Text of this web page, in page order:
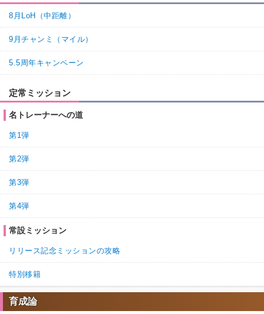
8月LoH（中距離）
9月チャンミ（マイル）
5.5周年キャンペーン
定常ミッション
名トレーナーへの道
第1弾
第2弾
第3弾
第4弾
常設ミッション
リリース記念ミッションの攻略
特別移籍
育成論